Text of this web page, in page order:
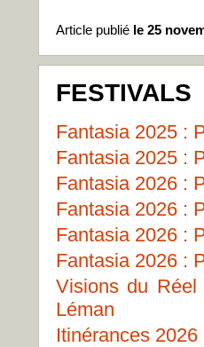
Article publié le 25
FESTIVALS
Fantasia 2025 :
Fantasia 2025 :
Fantasia 2026 :
Fantasia 2026 :
Fantasia 2026 :
Fantasia 2026 :
Visions du
Léman
Itinérances 2026